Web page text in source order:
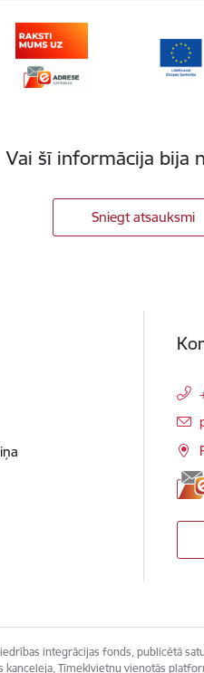
Vai šī informācija bija
Sniegt atsauksmi
integrācijas fonds, publicētā
kanceleja, Tīmekļvietņu vienotās